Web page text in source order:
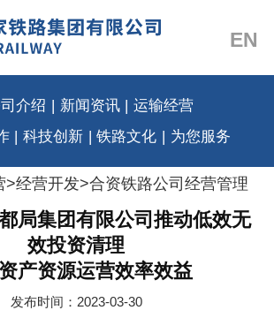
EN
介绍 新闻资讯
运输经营
| 科技创新 | 铁路文化 | 为您服务
>经营开发>合资铁路公司经营管理
局集团有限公司推动低效无
效投资清理
产资源运营效率效益
发布时间：2023-03-30